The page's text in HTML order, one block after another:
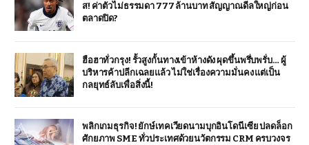
ส! ค่าตัวไม่ธรรมดา 777 ล้านบาท สัญญาณดีลใหญ่ก่อน
ตลาดปิด?
ฮือฮาทั่วกรุง! รั้วสูงกั้นทางเข้าห้างดัง ผุดขึ้นพรึ่บพรั่บ… ผู้
บริหารค้าปลีกเฉลยแล้ว ไม่ใช่เรื่องความมั่นคง แต่เป็น
กลยุทธ์ลับเพื่อสิ่งนี้!
พลิกเกมธุรกิจ! ยักษ์เทคเวียดนามบุกอินโดนีเซีย ปลดล็อก
ศักยภาพ SME ทั่วประเทศด้วยนวัตกรรม CRM ครบวงจร